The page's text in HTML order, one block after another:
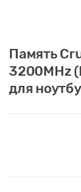
Память
3200MHz
для